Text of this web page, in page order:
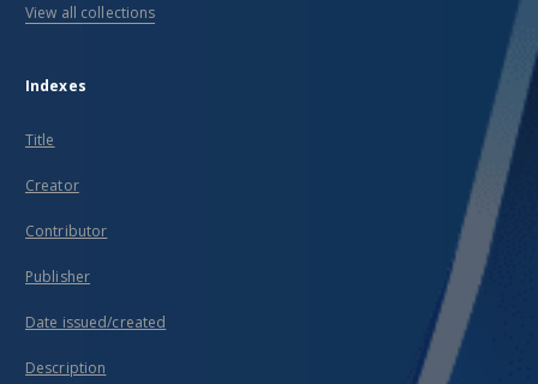
View all collections
Indexes
Title
Creator
Contributor
Publisher
Date issued/created
Description